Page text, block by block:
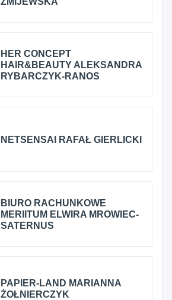
HER CONCEPT
HAIR&BEAUTY ALEKSANDRA
RYBARCZYK-RANOS
NETSENSAI RAFAŁ GIERLICKI
BIURO RACHUNKOWE
MERIITUM ELWIRA MROWIEC-
SATERNUS
PAPIER-LAND MARIANNA
ŻOŁNIERCZYK